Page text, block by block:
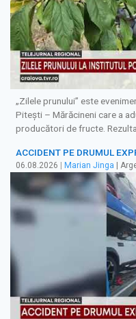
„Zilele prunului” este
Pitești – Mărăcineni care a
producători de fructe.
ACCIDENT PE DRUMUL
06.08.2026 Marian Jinga |